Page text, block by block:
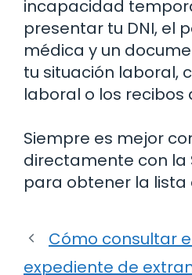
incapacidad
presentar tu DNI, el
médica y un
tu situación laboral,
laboral o los recibos
Siempre es mejor
directamente con la
para obtener la
Cómo consultar
expediente de